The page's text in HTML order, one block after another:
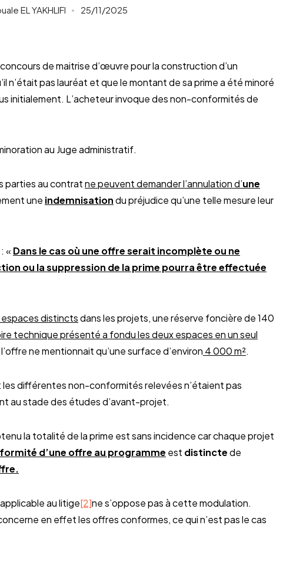
EL YAKHLIFI 25/11/2025
de maitrise d’œuvre pour la construction d’un
n’était pas lauréat et que le montant de sa prime a été minoré
initialement. L’acheteur invoque des non-conformités de
au Juge administratif.
parties au contratne peuvent demander l’annulation d’une
une indemnisationdu préjudice qu’une telle mesure leur
« Dans le cas où une offre serait incomplète ou ne
ou la suppression de la prime pourra être effectuée
distinctsdans les projets, une réserve foncière de 140
technique présenté a fondu les deux espaces en un seul
ne mentionnait qu’une surface d’environ 4 000 m².
les différentes non-conformités relevées n’étaient pas
au stade des études d’avant-projet.
la totalité de la prime est sans incidence car chaque projet
d’une offre au programme est distinctede
au litige[2]ne s’oppose pas à cette modulation.
en effet les offres conformes, ce qui n’est pas le cas